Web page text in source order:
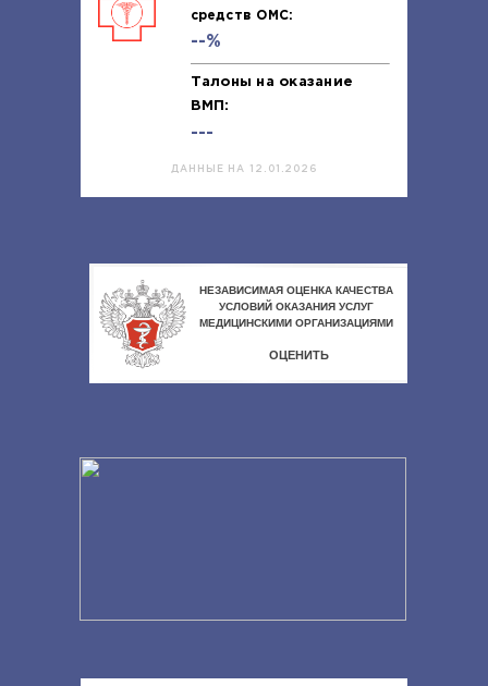
средств ОМС:
--%
Талоны на оказание
ВМП:
---
ДАННЫЕ НА 12.01.2026